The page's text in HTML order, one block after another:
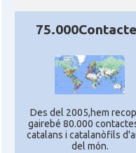
Des del 2005,hem
gairebé 80.000
catalans i catalanòfils
del món.